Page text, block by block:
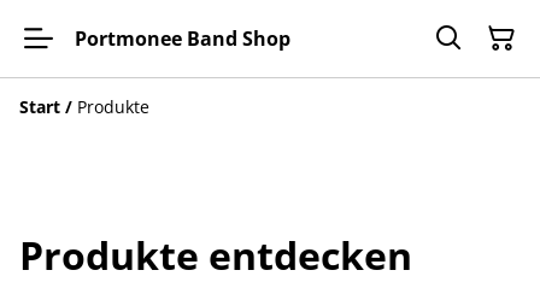
Portmonee Band Shop
Start / Produkte
Produkte entdecken